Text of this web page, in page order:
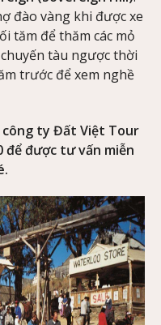
đào vàng khi được xe
tăm để thăm các mỏ
tàu ngược thời
trước để xem nghề
công ty Đất Việt Tour
để được tư vấn miễn